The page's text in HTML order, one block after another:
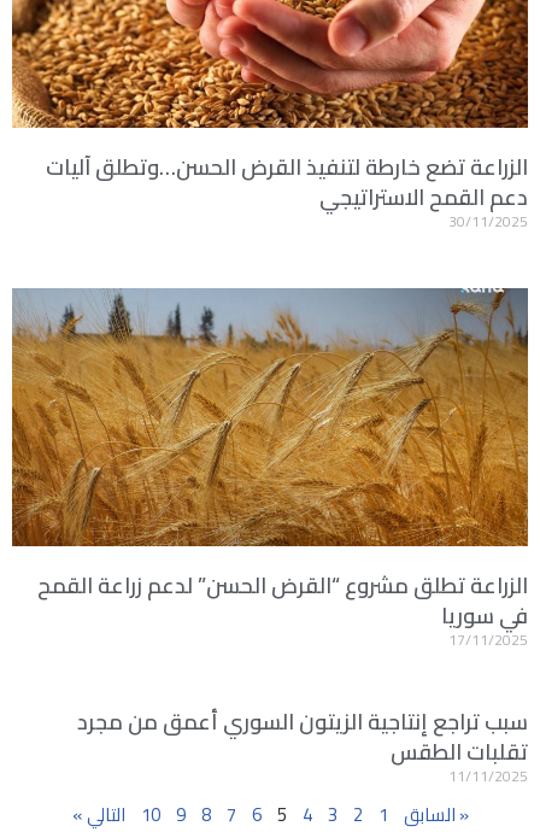
الزراعة تضع خارطة لتنفيذ القرض الحسن…وتطلق آليات
دعم القمح الاستراتيجي
30/11/2025
الزراعة تطلق مشروع “القرض الحسن” لدعم زراعة القمح
في سوريا
17/11/2025
سبب تراجع إنتاجية الزيتون السوري أعمق من مجرد
تقلبات الطقس
11/11/2025
« السابق 1
2
3
4
5
6
7
8
9
10 التالي »